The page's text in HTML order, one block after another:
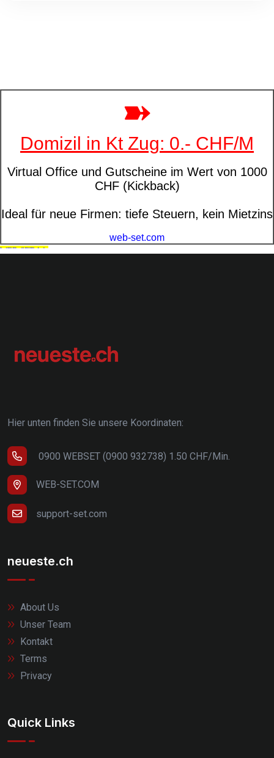
Hier unten finden Sie unsere Koordinaten:
0900 WEBSET (0900 932738) 1.50 CHF/Min.
WEB-SET.COM
support-set.com
neueste.ch
About Us
Unser Team
Kontakt
Terms
Privacy
Quick Links